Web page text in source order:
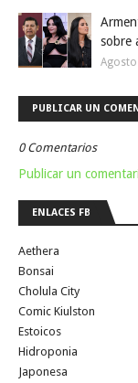
sobre
PUBLICAR UN
0 Comentarios
Publicar un
ENLACES FB
Aethera
Bonsai
Cholula City
Comic Kiulston
Estoicos
Hidroponia
Japonesa